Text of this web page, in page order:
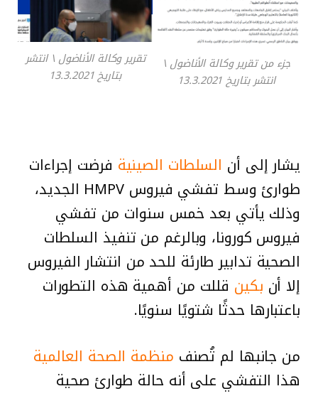
جزء من تقرير وكالة الأناضول \
انتشر بتاريخ 13.3.2021
تقرير وكالة الأناضول \ انتشر
بتاريخ 13.3.2021
يشار إلى أن السلطات الصينية فرضت إجراءات
طوارئ وسط تفشي فيروس HMPV الجديد،
وذلك يأتي بعد خمس سنوات من تفشي
فيروس كورونا، وبالرغم من تنفيذ السلطات
الصحية تدابير طارئة للحد من انتشار الفيروس
إلا أن بكين قللت من أهمية هذه التطورات
باعتبارها حدثًا شتويًا سنويًا.
من جانبها لم تُصنف منظمة الصحة العالمية
هذا التفشي على أنه حالة طوارئ صحية